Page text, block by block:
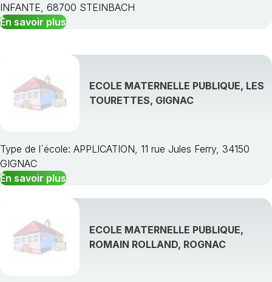
INFANTE, 68700 STEINBACH
En savoir plus
ECOLE MATERNELLE PUBLIQUE, LES
TOURETTES, GIGNAC
Type de l´école: APPLICATION, 11 rue Jules Ferry, 34150
GIGNAC
En savoir plus
ECOLE MATERNELLE PUBLIQUE,
ROMAIN ROLLAND, ROGNAC